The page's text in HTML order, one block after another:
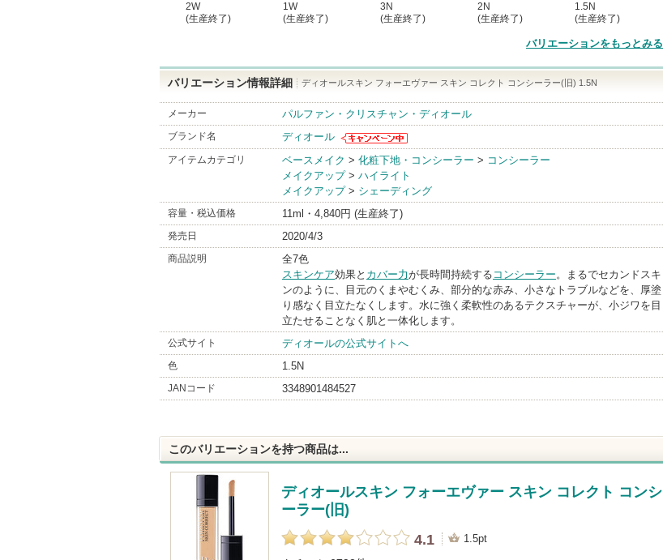
2W
(生産終了)
1W
(生産終了)
3N
(生産終了)
2N
(生産終了)
1.5N
(生産終了)
バリエーションをもっとみる
バリエーション情報詳細 ディオールスキン フォーエヴァー スキン コレクト コンシーラー(旧) 1.5N
メーカー パルファン・クリスチャン・ディオール
ブランド名
ディオール
ディオールか
らのお知らせ
があります
アイテムカテゴリ ベースメイク > 化粧下地・コンシーラー > コンシーラー
メイクアップ> ハイライト
メイクアップ> シェーディング
容量・税込価格 11ml・4,840円 (生産終了)
発売日 2020/4/3
商品説明
全7色
スキンケア効果と カバー力が長時間持続する コンシーラー。まるでセカンドスキ
ンのように、目元のくまやむくみ、部分的な赤み、小さなトラブルなどを、厚塗
り感なく目立たなくします。水に強く柔軟性のあるテクスチャーが、小ジワを目
立たせることなく肌と一体化します。
公式サイト ディオールの公式サイトへ
色 1.5N
JANコード 3348901484527
このバリエーションを持つ商品は...
ディオールスキン フォーエヴァー スキン コレクト コンシ
ーラー(旧)
4.1
1.5pt